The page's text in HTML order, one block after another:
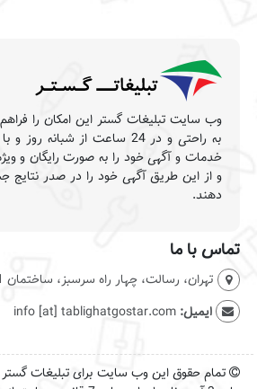
وب سایت تبلیغات گستر این امکان را
به راحتی و در 24 ساعت از شبانه
خدمات و آگهی خود را به صورت رایگان و
و از این طریق آگهی خود را در صدر
دهند.
تماس با ما
تهران، رسالت، چهار راه سرسبز، ساختمان 711
ایمیل:info [at] tablighatgostar.com
تمام حقوق این وب سایت برای تبلیغات